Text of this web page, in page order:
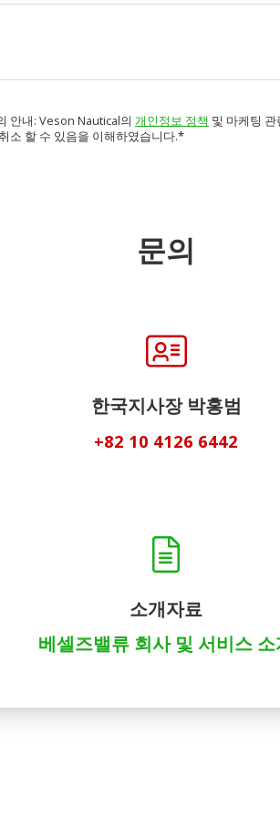
안내: Veson Nautical의개인정보 정책 및 마케팅
소 할 수 있음을 이해하였습니다.*
문의
한국지사장 박홍범
+82 10 4126 6442
소개자료
베셀즈밸류 회사 및 서비스